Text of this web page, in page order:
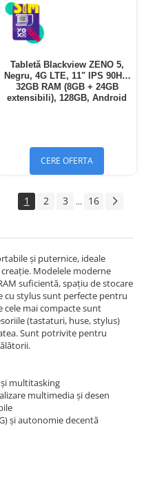
Tabletă Blackview ZENO 5,
Negru, 4G LTE, 11" IPS 90Hz,
32GB RAM (8GB + 24GB
extensibili), 128GB, Android
CERE OFERTA
1 2 3 ... 16
și puternice, ideale
Modelele moderne
suficientă, spațiu de stocare
cu stylus sunt perfecte pentru
cele mai compacte sunt
(tastaturi, huse, stylus)
Sunt potrivite pentru
multitasking
multimedia și desen
și autonomie decentă